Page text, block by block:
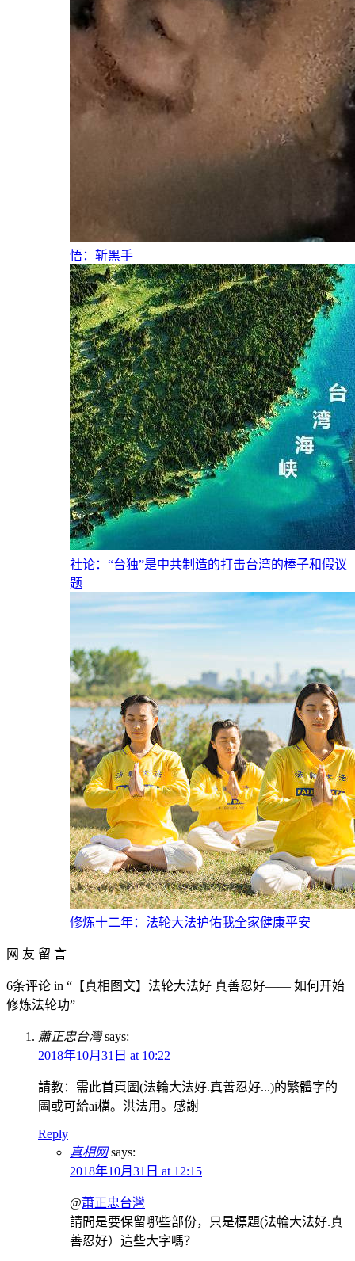
悟：斩黑手
社论：“台独”是中共制造的打击台湾的棒子和假议
题
修炼十二年：法轮大法护佑我全家健康平安
网 友 留 言
6条评论 in “【真相图文】法轮大法好 真善忍好—— 如何开始
修炼法轮功”
蕭正忠台灣 says:
2018年10月31日 at 10:22
請教：需此首頁圖(法輪大法好.真善忍好...)的繁體字的
圖或可給ai檔。洪法用。感謝
Reply
真相网 says:
2018年10月31日 at 12:15
@蕭正忠台灣
請問是要保留哪些部份，只是標題(法輪大法好.真
善忍好）這些大字嗎？